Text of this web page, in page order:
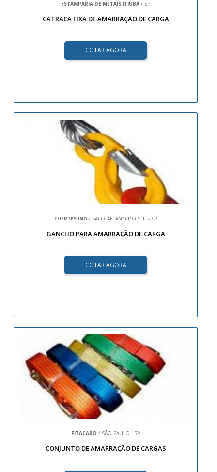
ESTAMPARIA DE METAIS ITIUBA / SP
CATRACA FIXA DE AMARRAÇÃO DE CARGA
COTAR AGORA
FUERTES IND / SÃO CAETANO DO SUL - SP
GANCHO PARA AMARRAÇÃO DE CARGA
COTAR AGORA
FITACABO / SÃO PAULO - SP
CONJUNTO DE AMARRAÇÃO DE CARGAS